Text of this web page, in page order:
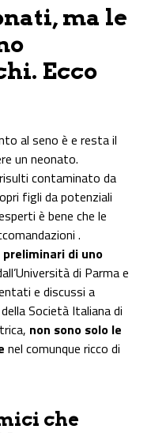
ma le
Ecco
al seno è e resta il
un neonato.
contaminato da
figli da potenziali
è bene che le
.
di uno
di Parma e
e discussi a
Società Italiana di
non sono solo le
nel comunque ricco di
che